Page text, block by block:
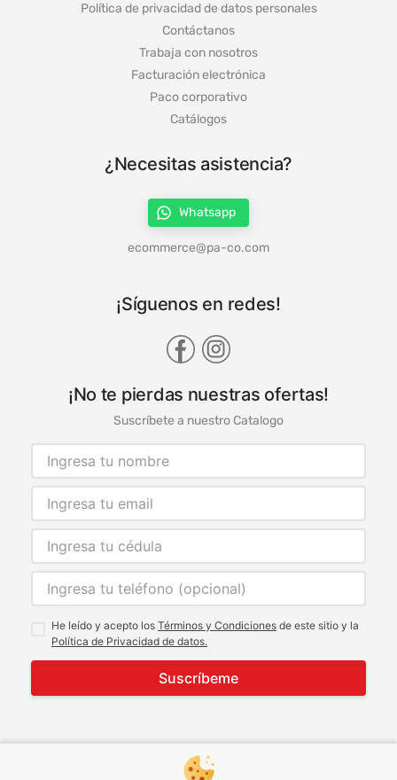
Términos y condiciones
Política de privacidad de datos personales
Contáctanos
Trabaja con nosotros
Facturación electrónica
Paco corporativo
Whatsapp
¡Síguenos en redes!
¡No te pierdas nuestras ofertas!
Suscríbete a nuestro Catalogo
He leído y acepto los Términos y Condiciones de este sitio y la
Política de Privacidad de datos.
Suscríbeme
© 2021 Todos los derechos reservados